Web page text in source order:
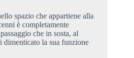
spazio che appartiene alla
è completamente
che in sosta, al
dimenticato la sua funzione